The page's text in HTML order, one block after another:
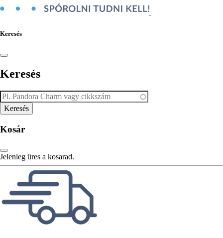
Keresés
Keresés
Kosár
Jelenleg üres a kosarad.